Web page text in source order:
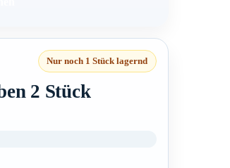
Nur noch 1 Stück lagernd
2 Stück